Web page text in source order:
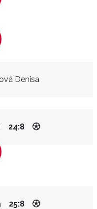
Denisa
24:8
25:8